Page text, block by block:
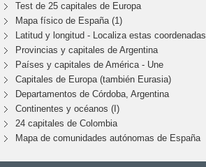
Test de 25 capitales de Europa
Mapa físico de España (1)
Latitud y longitud - Localiza estas coordenadas
Provincias y capitales de Argentina
Países y capitales de América - Une
Capitales de Europa (también Eurasia)
Departamentos de Córdoba, Argentina
Continentes y océanos (I)
24 capitales de Colombia
Mapa de comunidades autónomas de España